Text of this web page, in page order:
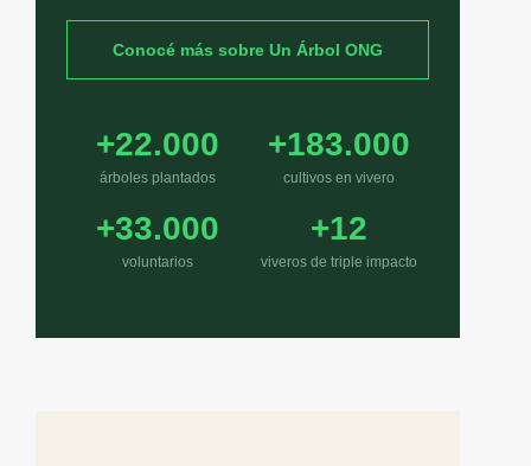
Conocé más sobre Un Árbol ONG
+22.000
árboles plantados
+183.000
cultivos en vivero
+33.000
voluntarios
+12
viveros de triple impacto